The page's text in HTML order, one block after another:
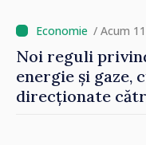
/ Acum
Noi reguli
energie și gaze,
direcționate